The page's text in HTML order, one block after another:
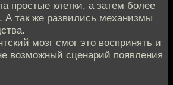
простые клетки, а затем более
так же развились механизмы
мозг смог это воспринять и
возможный сценарий появления